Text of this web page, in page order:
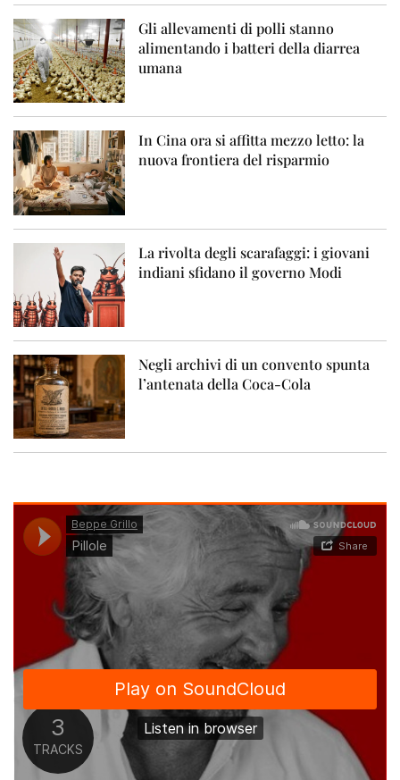
Gli allevamenti di polli stanno
alimentando i batteri della diarrea
umana
In Cina ora si affitta mezzo letto: la
nuova frontiera del risparmio
La rivolta degli scarafaggi: i giovani
indiani sfidano il governo Modi
Negli archivi di un convento spunta
l’antenata della Coca-Cola